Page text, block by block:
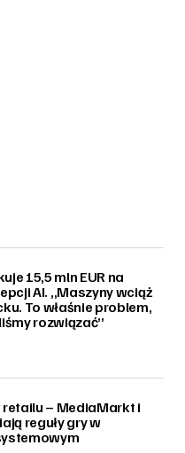
15,5 mln EUR na
AI. „Maszyny wciąż
To właśnie problem,
rozwiązać”
– MediaMarkt i
reguły gry w